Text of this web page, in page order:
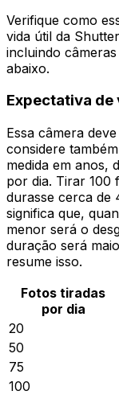
Verifique como
vida útil da
incluindo
abaixo.
Expectativa de
Essa câmera
considere
medida em anos,
por dia. Tirar 100
durasse cerca de
significa que,
menor será o
duração será
resume isso.
Fotos tiradas
por dia
20
50
75
100